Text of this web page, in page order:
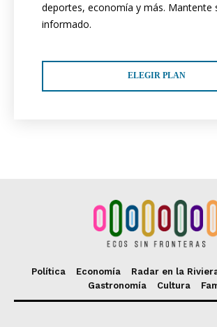
deportes, economía y más. Mantente
informado.
ELEGIR PLAN
Política Economía Radar en la
Gastronomía
Cultura